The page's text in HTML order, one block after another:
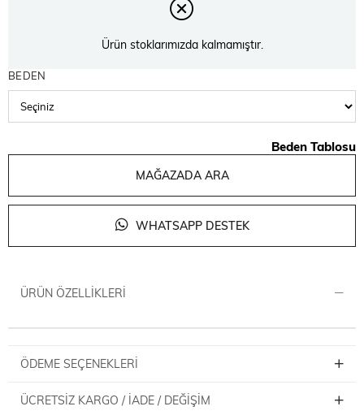
Ürün stoklarımızda kalmamıştır.
BEDEN
Beden Tablosu
MAĞAZADA ARA
WHATSAPP DESTEK
ÜRÜN ÖZELLIKLERI
ÖDEME SEÇENEKLERI
ÜCRETSIZ KARGO / İADE / DEĞIŞIM